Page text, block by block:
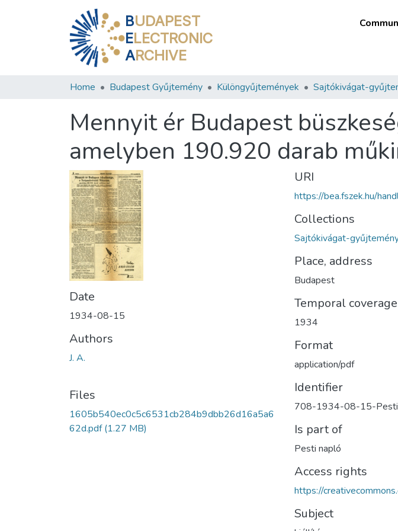
BUDAPEST
ELECTRONIC
ARCHIVE
Home Budapest Gyűjtemény Különgyűjtemények Sajtókivágat-
Mennyit ér Budapest
amelyben 190.920 darab
Date
1934-08-15
Authors
J. A.
Files
1605b540ec0c5c6531cb284b9dbb26d16a5a6
62d.pdf(1.27 MB)
URI
https://bea.fszek.hu/
Collections
Sajtókivágat-
Place, address
Budapest
Temporal coverage
1934
Format
application/pdf
Identifier
708-1934-08-15-
Is part of
Pesti napló
Access rights
https://
Subject